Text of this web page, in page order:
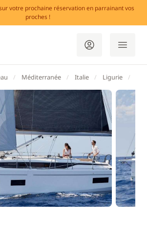
votre prochaine réservation en parrainant vos
proches !
Méditerranée Italie Ligurie